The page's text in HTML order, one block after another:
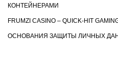
КОНТЕЙНЕРАМИ
FRUMZI CASINO – QUICK‑HIT
ОСНОВАНИЯ ЗАЩИТЫ ЛИЧНЫХ